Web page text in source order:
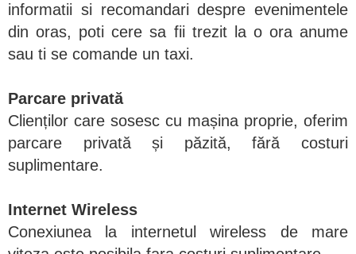
informatii si recomandari despre evenimentele
din oras, poti cere sa fii trezit la o ora anume
sau ti se comande un taxi.
Parcare privată
Clienților care sosesc cu mașina proprie, oferim
parcare privată și păzită, fără costuri
suplimentare.
Internet Wireless
Conexiunea la internetul wireless de mare